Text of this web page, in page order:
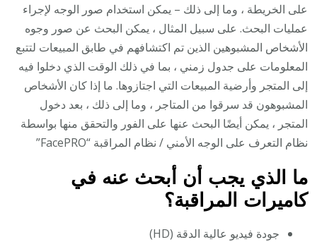
على الخريطة ، وما إلى ذلك – يمكن استخدام صور الوجه لإجراء
عمليات البحث. على سبيل المثال ، يمكن البحث عن صور وجوه
الأشخاص المشبوهين الذين تم اكتشافهم في طابق المبيعات لتتبع
المعلومات على جدول زمني ، بما في ذلك الوقت الذي دخلوا فيه
إلى المتجر وأرضية المبيعات التي اجتازوها. ما إذا كان الأشخاص
المشبوهون قد سرقوا من المتاجر ، وما إلى ذلك ، بعد دخول
المتجر ، يمكن أيضًا البحث عنها على الفور والتحقق منها بواسطة
نظام التعرف على الوجه الأمني / نظام المراقبة “FacePRO”
ما الذي يجب أن أبحث عنه في
كاميرات المراقبة؟
جودة فيديو عالية الدقة (HD)